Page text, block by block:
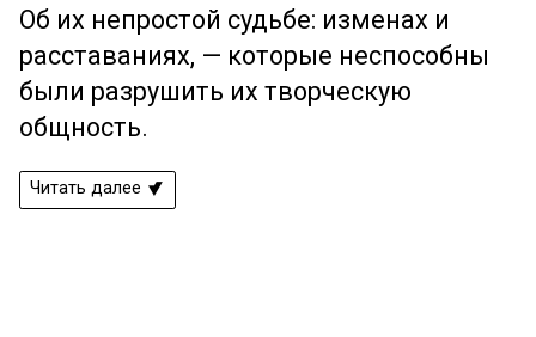
Об их непростой судьбе: изменах и
расставаниях, — которые неспособны
были разрушить их творческую
общность.
Читать далее